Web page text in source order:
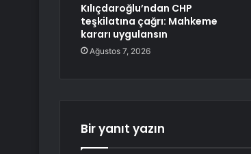
Kılıçdaroğlu’ndan CHP
teşkilatına çağrı: Mahkeme
kararı uygulansın
Ağustos 7, 2026
Bir yanıt yazın